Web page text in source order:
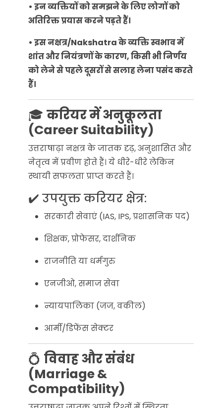
• इन व्यक्तियों को समझने के लिए लोगों को
अतिरिक्त प्रयास करने पड़ते हैं।
• इस नक्षत्र/Nakshatra के व्यक्ति स्वभाव में
शांत और नियंत्रणों के कारण, किसी भी निर्णय
को लेने से पहले दूसरों से सलाह लेना पसंद करते
हैं।
🎓 करियर में अनुकूलता
(Career Suitability)
उत्तराषाढ़ा नक्षत्र के जातक दृढ़, अनुशासित और
नेतृत्व में प्रवीण होते हैं। ये धीरे-धीरे लेकिन
स्थायी सफलता प्राप्त करते हैं।
✔️ उपयुक्त करियर क्षेत्र:
सरकारी सेवाएं (IAS, IPS, प्रशासनिक पद)
शिक्षक, प्रोफेसर, दार्शनिक
राजनीति या धर्मगुरु
एनजीओ, समाज सेवा
न्यायपालिका (जज, वकील)
आर्मी/डिफेंस सेक्टर
💍 विवाह और संबंध
(Marriage &
Compatibility)